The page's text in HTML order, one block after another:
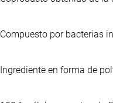
Compuesto por bacterias
Ingrediente en forma de